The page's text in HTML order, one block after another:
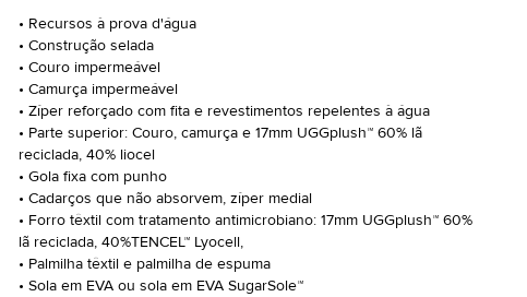
• Recursos à prova d'água
• Construção selada
• Couro impermeável
• Camurça impermeável
• Zíper reforçado com fita e revestimentos repelentes à água
• Parte superior: Couro, camurça e 17mm UGGplush™ 60% lã
reciclada, 40% liocel
• Gola fixa com punho
• Cadarços que não absorvem, zíper medial
• Forro têxtil com tratamento antimicrobiano: 17mm UGGplush™ 60%
lã reciclada, 40%TENCEL™ Lyocell,
• Palmilha têxtil e palmilha de espuma
• Sola em EVA ou sola em EVA SugarSole™